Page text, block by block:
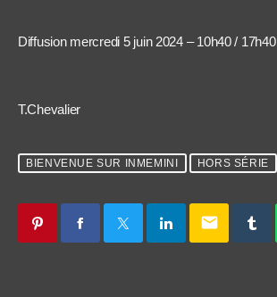
Diffusion mercredi 5 juin 2024 – 10h40 / 17h40
T.Chevalier
BIENVENUE SUR INMEMINI HORS SÉRIE
email